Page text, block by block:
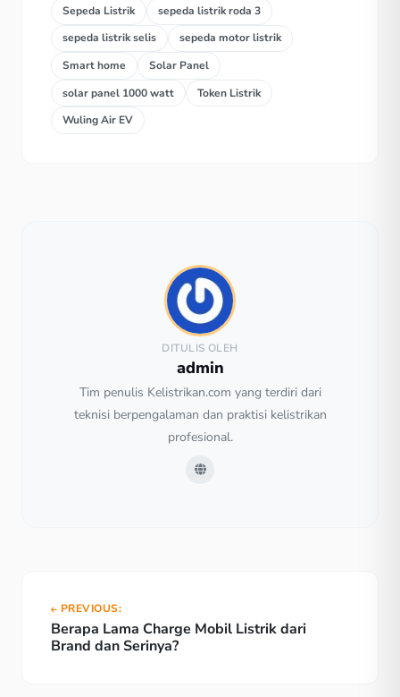
Sepeda Listrik
sepeda listrik roda 3
sepeda listrik selis
sepeda motor listrik
Smart home
Solar Panel
solar panel 1000 watt
Token Listrik
Wuling Air EV
DITULIS OLEH
admin
Tim penulis Kelistrikan.com yang terdiri dari
teknisi berpengalaman dan praktisi kelistrikan
profesional.
PREVIOUS:
Berapa Lama Charge Mobil Listrik dari
Brand dan Serinya?